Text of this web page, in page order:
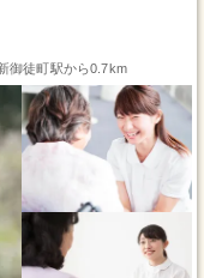
御徒町駅から0.7km